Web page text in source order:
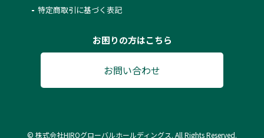
特定商取引に基づく表記
お困りの方はこちら
お問い合わせ
© 株式会社HIROグローバルホールディングス. All Rights Reserved.